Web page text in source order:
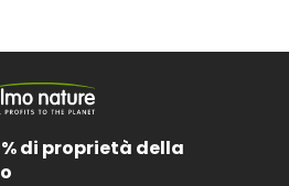
di proprietà della